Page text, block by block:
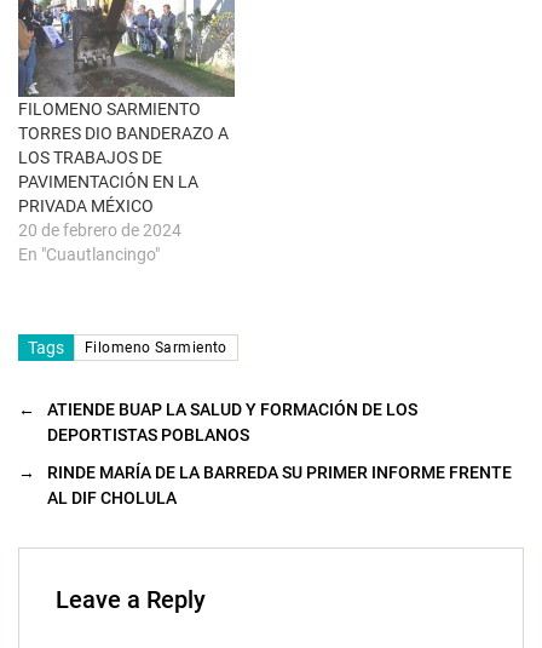
n
t
a
n
a
n
u
e
v
a
)
FILOMENO SARMIENTO
TORRES DIO BANDERAZO A
LOS TRABAJOS DE
PAVIMENTACIÓN EN LA
PRIVADA MÉXICO
20 de febrero de 2024
En "Cuautlancingo"
Tags Filomeno Sarmiento
←
ATIENDE BUAP LA SALUD Y FORMACIÓN DE LOS
DEPORTISTAS POBLANOS
→
RINDE MARÍA DE LA BARREDA SU PRIMER INFORME FRENTE
AL DIF CHOLULA
Leave a Reply